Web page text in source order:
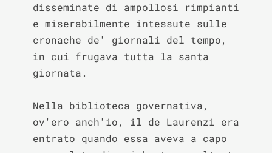
disseminate di ampollosi rimpianti
e miserabilmente intessute sulle
cronache de' giornali del tempo,
in cui frugava tutta la santa
giornata.
Nella biblioteca governativa,
ov'ero anch'io, il de Laurenzi era
entrato quando essa aveva a capo